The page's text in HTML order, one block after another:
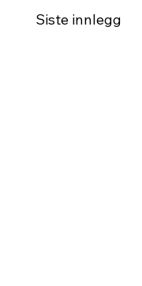
Siste innlegg